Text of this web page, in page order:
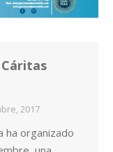
2017
ha organizado